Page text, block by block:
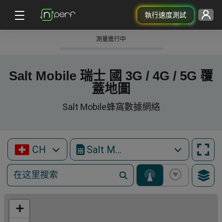
執行速度測試
測量進行中
Salt Mobile 瑞士 國 3G / 4G / 5G 覆
蓋地圖
Salt Mobile蜂窩數據網絡
CH Salt Mobile
+